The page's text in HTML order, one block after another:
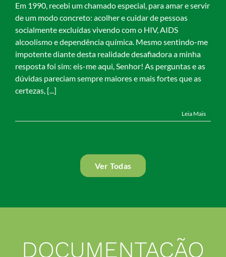
Em 1990, recebi um chamado especial, para amar e servir
de um modo concreto: acolher e cuidar de pessoas
socialmente excluídas vivendo com o HIV, AIDS
alcoolismo e dependência química. Mesmo sentindo-me
impotente diante desta realidade desafiadora a minha
resposta foi sim: eis-me aqui, Senhor! As perguntas e as
dúvidas pareciam sempre maiores e mais fortes que as
certezas, [...]
Leia Mais
Ver Todas
DOCUMENTAÇÃO